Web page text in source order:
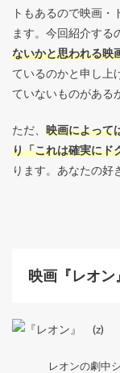
トもあるので映画
ます。今回紹介する
ないかと思われる映
ているのかと申し上
ていないものがある
ただ、 映画によって
り「これは確実にド
ります。あなたの好
映画『レオ
レオンの劇中